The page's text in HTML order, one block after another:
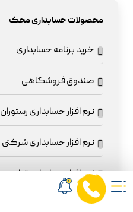
محصولات حسابداری محک
خرید برنامه حسابداری
صندوق فروشگاهی
نرم افزار حسابداری رستوران
نرم افزار حسابداری شرکتی
نرم افزار حسابداری تولیدی
نرم افزار حسابداری خدماتی